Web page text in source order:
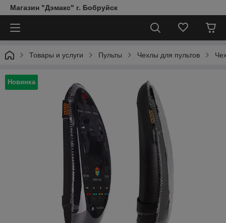
Магазин "Дэмакс" г. Бобруйск
Товары и услуги Пульты Чехлы для пультов
Новинка